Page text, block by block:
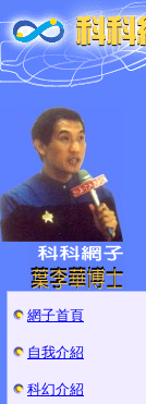
網子首頁
自我介紹
科幻介紹